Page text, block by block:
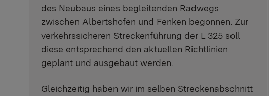
des Neubaus eines begleitenden Radwegs
zwischen Albertshofen und Fenken begonnen. Zur
verkehrssicheren Streckenführung der L 325 soll
diese entsprechend den aktuellen Richtlinien
geplant und ausgebaut werden.
Gleichzeitig haben wir im selben Streckenabschnitt